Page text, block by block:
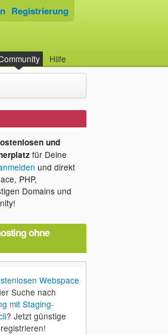
Hilfe
Registrierung
und
für Deine
und direkt
PHP,
Domains und
ohne
Webspace
Suche nach
mit Staging-
? Jetzt günstige